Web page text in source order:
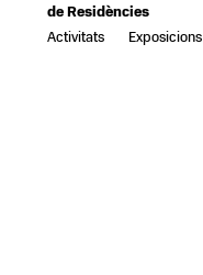
de Residències
Activitats
Exposicions